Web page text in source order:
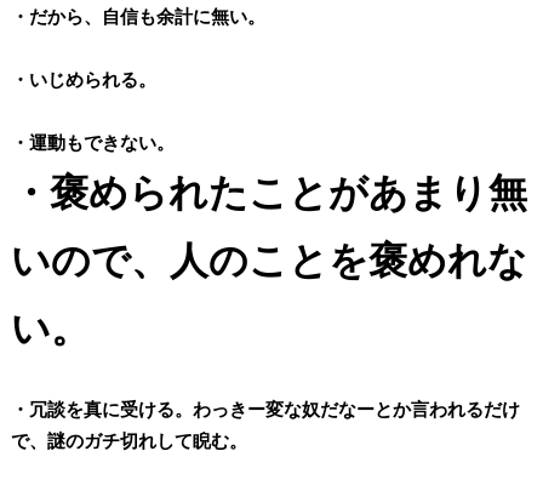
・だから、自信も余計に無い。
・いじめられる。
・運動もできない。
・褒められたことがあまり無
いので、人のことを褒めれな
い。
・冗談を真に受ける。わっきー変な奴だなーとか言われるだけ
で、謎のガチ切れして睨む。